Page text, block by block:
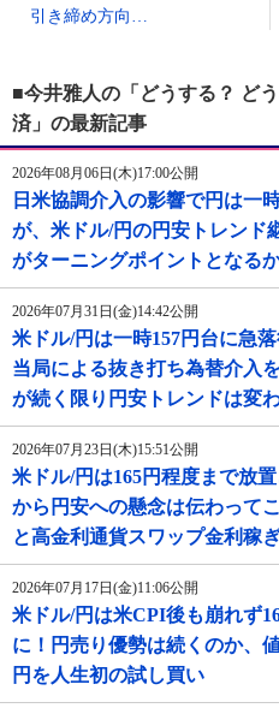
引き締め方向…
■今井雅人の「どうする？ ど
済」の最新記事
2026年08月06日(木)17:00公開
日米協調介入の影響で円は一
が、米ドル/円の円安トレンド
がターニングポイントとなる
2026年07月31日(金)14:42公開
米ドル/円は一時157円台に急
当局による抜き打ち為替介入
が続く限り円安トレンドは変
2026年07月23日(木)15:51公開
米ドル/円は165円程度まで放
から円安への懸念は伝わって
と高金利通貨スワップ金利稼
2026年07月17日(金)11:06公開
米ドル/円は米CPI後も崩れず
に！円売り優勢は続くのか、
円を人生初の試し買い